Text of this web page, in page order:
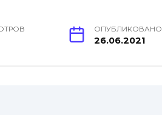
ОПУБЛИКОВАНО
26.06.2021